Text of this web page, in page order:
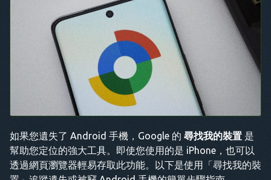
如果您遺失了 Android 手機，Google 的 尋找我的裝置 是
幫助您定位的強大工具。即使您使用的是 iPhone，也可以
透過網頁瀏覽器輕易存取此功能。以下是使用「尋找我的裝